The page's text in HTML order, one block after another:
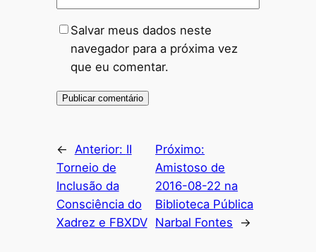
Salvar meus dados neste
navegador para a próxima vez
que eu comentar.
← Anterior: II
Torneio de
Inclusão da
Consciência do
Xadrez e FBXDV
Próximo:
Amistoso de
2016-08-22 na
Biblioteca Pública
Narbal Fontes
→